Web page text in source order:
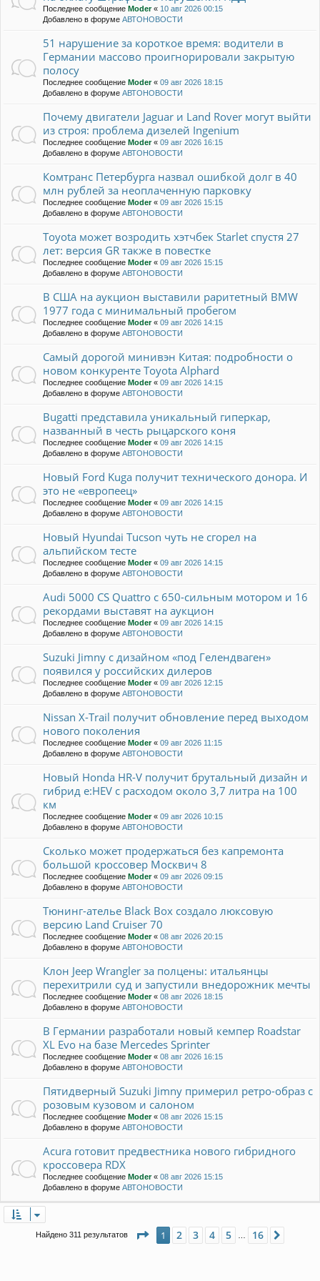
Последнее сообщение Moder« 10 авг 2026 00:15
Добавлено в форуме АВТОНОВОСТИ
51 нарушение за короткое время: водители в
Германии массово проигнорировали закрытую
полосу
Последнее сообщение Moder« 09 авг 2026 18:15
Добавлено в форуме АВТОНОВОСТИ
Почему двигатели Jaguar и Land Rover могут выйти
из строя: проблема дизелей Ingenium
Последнее сообщение Moder« 09 авг 2026 16:15
Добавлено в форуме АВТОНОВОСТИ
Комтранс Петербурга назвал ошибкой долг в 40
млн рублей за неоплаченную парковку
Последнее сообщение Moder« 09 авг 2026 15:15
Добавлено в форуме АВТОНОВОСТИ
Toyota может возродить хэтчбек Starlet спустя 27
лет: версия GR также в повестке
Последнее сообщение Moder« 09 авг 2026 15:15
Добавлено в форуме АВТОНОВОСТИ
В США на аукцион выставили раритетный BMW
1977 года с минимальный пробегом
Последнее сообщение Moder« 09 авг 2026 14:15
Добавлено в форуме АВТОНОВОСТИ
Самый дорогой минивэн Китая: подробности о
новом конкуренте Toyota Alphard
Последнее сообщение Moder« 09 авг 2026 14:15
Добавлено в форуме АВТОНОВОСТИ
Bugatti представила уникальный гиперкар,
названный в честь рыцарского коня
Последнее сообщение Moder« 09 авг 2026 14:15
Добавлено в форуме АВТОНОВОСТИ
Новый Ford Kuga получит технического донора. И
это не «европеец»
Последнее сообщение Moder« 09 авг 2026 14:15
Добавлено в форуме АВТОНОВОСТИ
Новый Hyundai Tucson чуть не сгорел на
альпийском тесте
Последнее сообщение Moder« 09 авг 2026 14:15
Добавлено в форуме АВТОНОВОСТИ
Audi 5000 CS Quattro с 650-сильным мотором и 16
рекордами выставят на аукцион
Последнее сообщение Moder« 09 авг 2026 14:15
Добавлено в форуме АВТОНОВОСТИ
Suzuki Jimny с дизайном «под Гелендваген»
появился у российских дилеров
Последнее сообщение Moder« 09 авг 2026 12:15
Добавлено в форуме АВТОНОВОСТИ
Nissan X-Trail получит обновление перед выходом
нового поколения
Последнее сообщение Moder« 09 авг 2026 11:15
Добавлено в форуме АВТОНОВОСТИ
Новый Honda HR-V получит брутальный дизайн и
гибрид e:HEV с расходом около 3,7 литра на 100
км
Последнее сообщение Moder« 09 авг 2026 10:15
Добавлено в форуме АВТОНОВОСТИ
Сколько может продержаться без капремонта
большой кроссовер Москвич 8
Последнее сообщение Moder« 09 авг 2026 09:15
Добавлено в форуме АВТОНОВОСТИ
Тюнинг-ателье Black Box создало люксовую
версию Land Cruiser 70
Последнее сообщение Moder« 08 авг 2026 20:15
Добавлено в форуме АВТОНОВОСТИ
Клон Jeep Wrangler за полцены: итальянцы
перехитрили суд и запустили внедорожник мечты
Последнее сообщение Moder« 08 авг 2026 18:15
Добавлено в форуме АВТОНОВОСТИ
В Германии разработали новый кемпер Roadstar
XL Evo на базе Mercedes Sprinter
Последнее сообщение Moder« 08 авг 2026 16:15
Добавлено в форуме АВТОНОВОСТИ
Пятидверный Suzuki Jimny примерил ретро-образ с
розовым кузовом и салоном
Последнее сообщение Moder« 08 авг 2026 15:15
Добавлено в форуме АВТОНОВОСТИ
Acura готовит предвестника нового гибридного
кроссовера RDX
Последнее сообщение Moder« 08 авг 2026 15:15
Добавлено в форуме АВТОНОВОСТИ
Найдено 311 результатов Страница из 16
1 2 3 4 5 16